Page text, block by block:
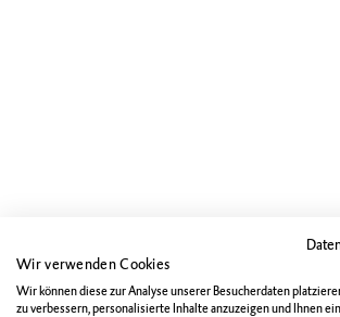
Wir verwenden Cookies
Wir können diese zur Analyse unserer Besucherdaten
zu verbessern, personalisierte Inhalte anzuzeigen und Ihnen